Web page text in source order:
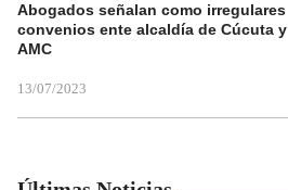
Abogados señalan como irregulares
convenios ente alcaldía de Cúcuta y
AMC
13/07/2023